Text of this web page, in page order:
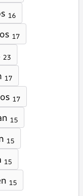
16
17
23
17
17
15
15
15
15